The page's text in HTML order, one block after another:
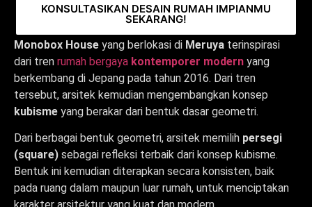
KONSULTASIKAN DESAIN RUMAH IMPIANMU
SEKARANG!
Monobox House yang berlokasi di Meruya terinspirasi
dari tren rumah bergaya kontemporer modern yang
berkembang di Jepang pada tahun 2016. Dari tren
tersebut, arsitek kemudian mengembangkan konsep
kubisme yang berakar dari bentuk dasar geometri.
Dari berbagai bentuk geometri, arsitek memilih persegi
(square) sebagai refleksi terbaik dari konsep kubisme.
Bentuk ini kemudian diterapkan secara konsisten, baik
pada ruang dalam maupun luar rumah, untuk menciptakan